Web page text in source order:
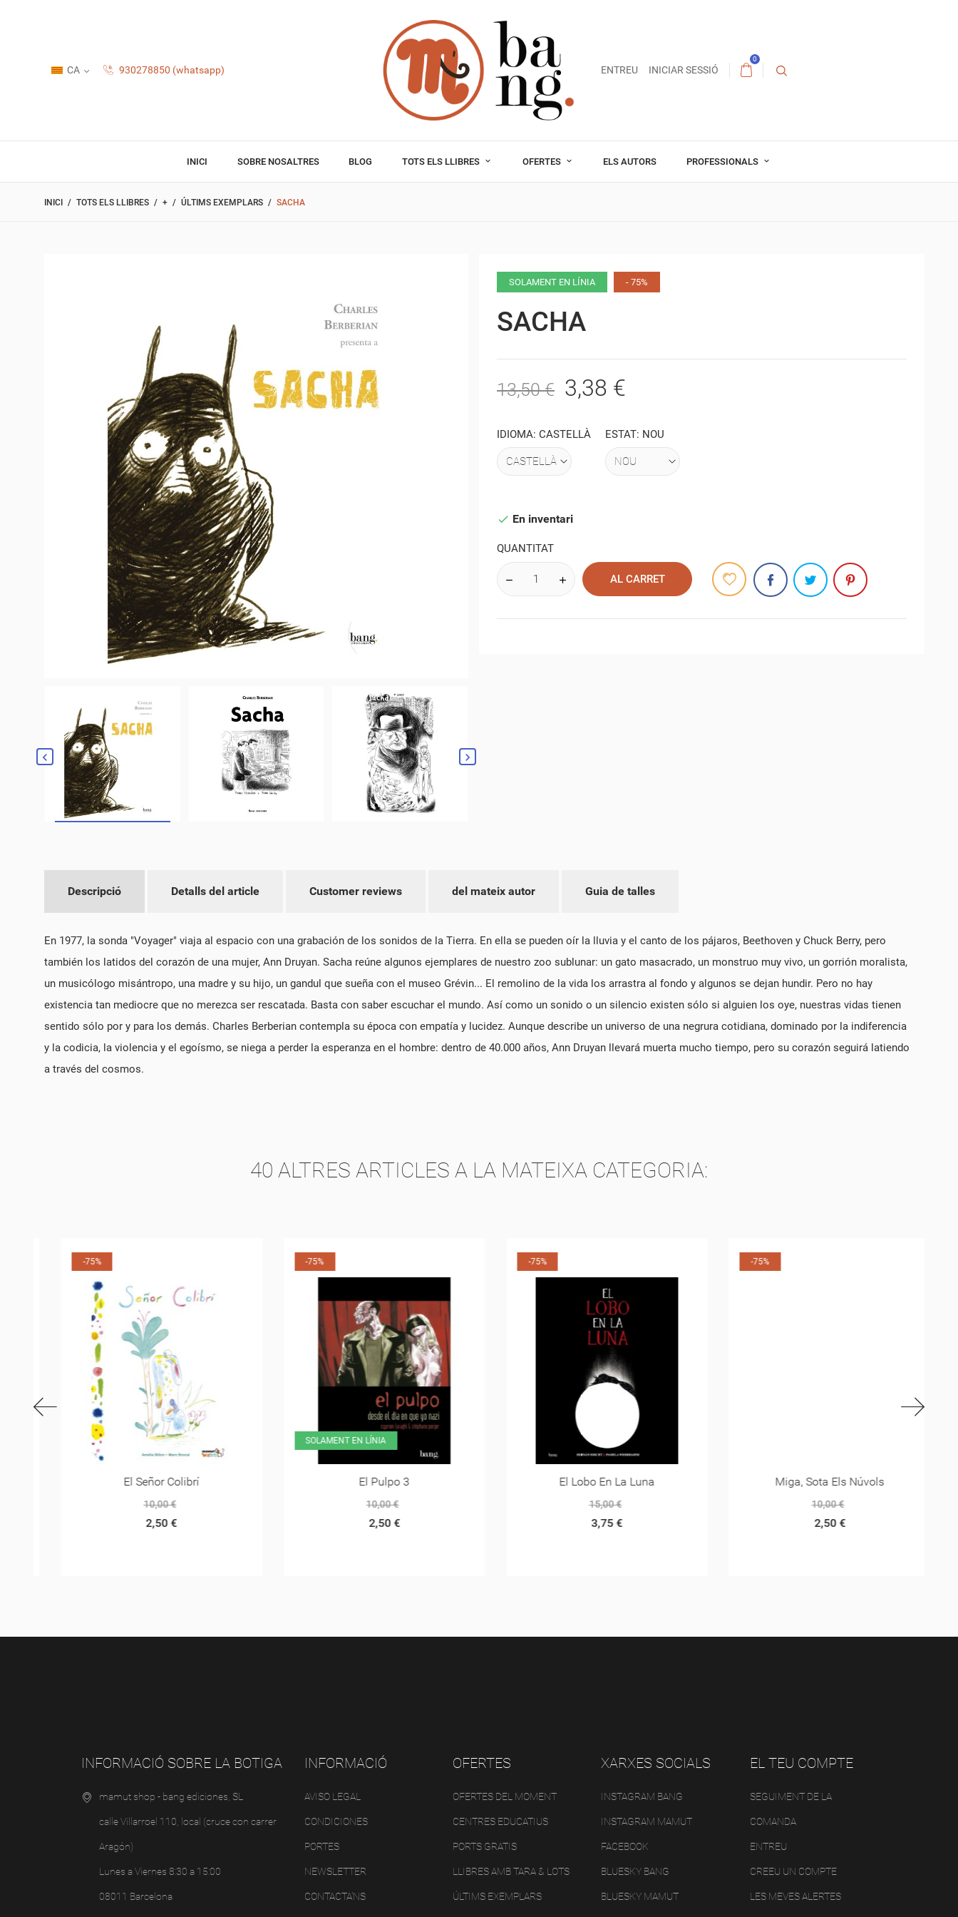
CA 930278850 (whatsapp) ENTREU INICIAR SESSIÓ
0
INICI SOBRE NOSALTRES BLOG TOTS ELS LLIBRES OFERTES ELS AUTORS PROFESSIONALS
INICI TOTS ELS LLIBRES + ÚLTIMS EXEMPLARS SACHA
SOLAMENT EN LÍNIA - 75%
SACHA
13,50 € 3,38 €
IDIOMA: CASTELLÀ ESTAT: NOU
 En inventari
QUANTITAT
AL CARRET
Descripció Detalls del article Customer reviews del mateix autor Guia de talles
En 1977, la sonda "Voyager" viaja al espacio con una grabación de los sonidos de la Tierra. En ella se pueden oír la lluvia y el canto de los pájaros, Beethoven y Chuck Berry, pero
también los latidos del corazón de una mujer, Ann Druyan. Sacha reúne algunos ejemplares de nuestro zoo sublunar: un gato masacrado, un monstruo muy vivo, un gorrión moralista,
un musicólogo misántropo, una madre y su hijo, un gandul que sueña con el museo Grévin... El remolino de la vida los arrastra al fondo y algunos se dejan hundir. Pero no hay
existencia tan mediocre que no merezca ser rescatada. Basta con saber escuchar el mundo. Así como un sonido o un silencio existen sólo si alguien los oye, nuestras vidas tienen
sentido sólo por y para los demás. Charles Berberian contempla su época con empatía y lucidez. Aunque describe un universo de una negrura cotidiana, dominado por la indiferencia
y la codicia, la violencia y el egoísmo, se niega a perder la esperanza en el hombre: dentro de 40.000 años, Ann Druyan llevará muerta mucho tiempo, pero su corazón seguirá latiendo
a través del cosmos.
40 ALTRES ARTICLES A LA MATEIXA CATEGORIA:
-75%
El Señor Colibrí
10,00 €
2,50 €
-75%
SOLAMENT EN LÍNIA
El Pulpo 3
10,00 €
2,50 €
-75%
El Lobo En La Luna
15,00 €
3,75 €
-75%
Miga, Sota Els Núvols
10,00 €
2,50 €
INFORMACIÓ SOBRE LA BOTIGA
mamut shop - bang ediciones, SL
calle Villarroel 110, local (cruce con carrer
Aragón)
Lunes a Viernes 8:30 a 15:00
08011 Barcelona
INFORMACIÓ
AVISO LEGAL
CONDICIONES
PORTES
NEWSLETTER
CONTACTA'NS
OFERTES
OFERTES DEL MOMENT
CENTRES EDUCATIUS
PORTS GRATIS
LLIBRES AMB TARA & LOTS
ÚLTIMS EXEMPLARS
XARXES SOCIALS
INSTAGRAM BANG
INSTAGRAM MAMUT
FACEBOOK
BLUESKY BANG
BLUESKY MAMUT
EL TEU COMPTE
SEGUIMENT DE LA
COMANDA
ENTREU
CREEU UN COMPTE
LES MEVES ALERTES
LES MEVES LLISTES DE DESITJOS
CREAR UNA LLISTA DE DESITJOS
NOM DE LA LLISTA DE DESITJOS
CONNECTAR-SE
PER A DESAR ELS PRODUCTES A LA VOSTRA LLISTA DE DESITJOS, HEU DE
CONNECTAR-VOS.